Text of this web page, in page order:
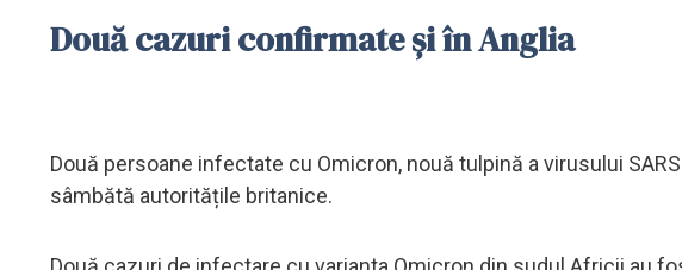
Două cazuri confirmate și în Anglia
Două persoane infectate cu Omicron, nouă tulpină a virusului
sâmbătă autoritățile britanice.